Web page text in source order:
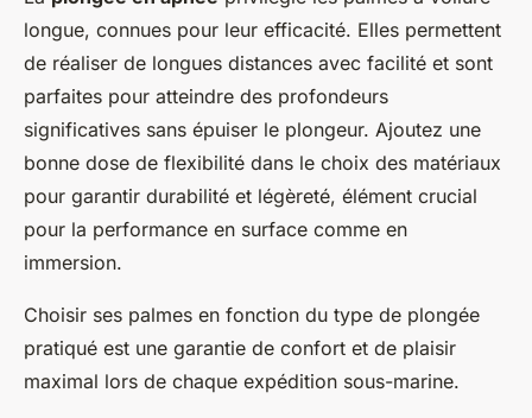
longue, connues pour leur efficacité. Elles permettent
de réaliser de longues distances avec facilité et sont
parfaites pour atteindre des profondeurs
significatives sans épuiser le plongeur. Ajoutez une
bonne dose de flexibilité dans le choix des matériaux
pour garantir durabilité et légèreté, élément crucial
pour la performance en surface comme en
immersion.
Choisir ses palmes en fonction du type de plongée
pratiqué est une garantie de confort et de plaisir
maximal lors de chaque expédition sous-marine.